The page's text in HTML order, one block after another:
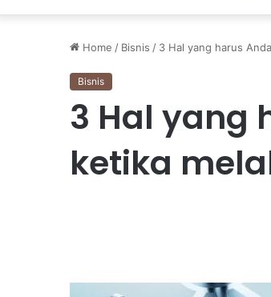
Home / Bisnis / 3 Hal yang harus
Bisnis
3 Hal yang
ketika